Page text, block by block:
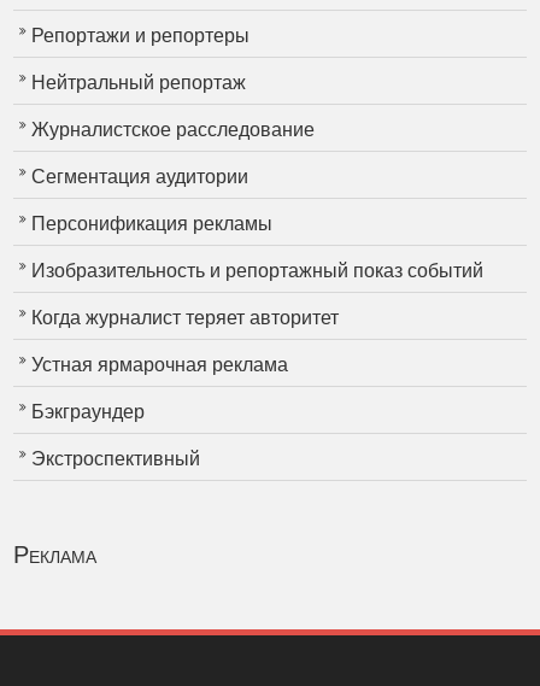
Репортажи и репортеры
Нейтральный репортаж
Журналистское расследование
Сегментация аудитории
Персонификация рекламы
Изобразительность и репортажный показ событий
Когда журналист теряет авторитет
Устная ярмарочная реклама
Бэкграундер
Экстроспективный
Реклама